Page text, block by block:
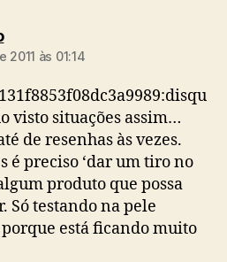
diz:
2011 às 01:14
visto situações assim…
de resenhas às vezes.
é preciso ‘dar um tiro no
produto que possa
Só testando na pele
está ficando muito